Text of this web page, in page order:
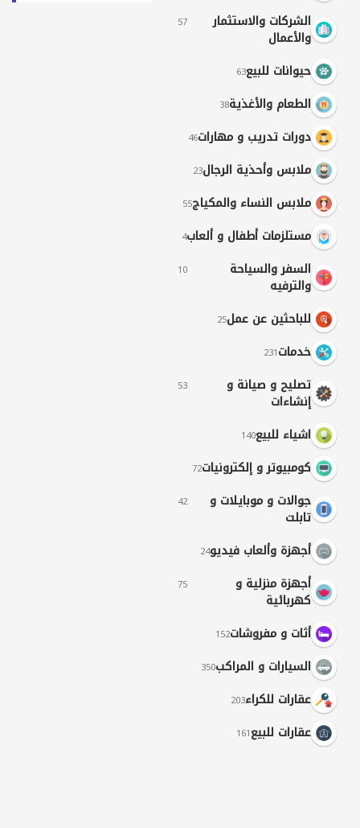
الشركات والاستثمار
والأعمال
57
حيوانات للبيع63
الطعام والأغذية38
دورات تدريب و مهارات46
ملابس وأحذية الرجال23
ملابس النساء والمكياج55
مستلزمات أطفال و ألعاب4
السفر والسياحة
والترفيه
10
للباحثين عن عمل25
خدمات231
تصليح و صيانة و
إنشاءات
53
اشياء للبيع140
كومبيوتر و إلكترونيات72
جوالات و موبايلات و
تابلت
42
أجهزة وألعاب فيديو24
أجهزة منزلية و
كهربائية
75
أثات و مفروشات152
السيارات و المراكب350
عقارات للكراء203
عقارات للبيع161